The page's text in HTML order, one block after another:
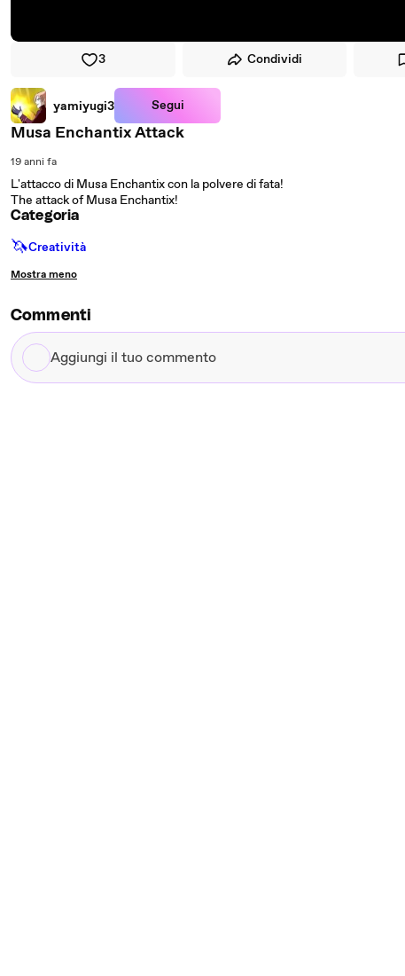
3 Condividi
yamiyugi3 Segui
Musa Enchantix Attack
19 anni fa
L'attacco di Musa Enchantix con la polvere di fata!
The attack of Musa Enchantix!
Categoria
🦄Creatività
Mostra meno
Commenti
Aggiungi
il